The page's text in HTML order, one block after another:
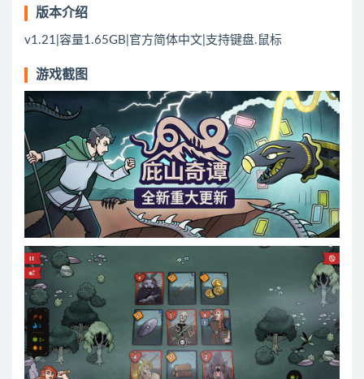
版本介绍
v1.21|容量1.65GB|官方简体中文|支持键盘.鼠标
游戏截图